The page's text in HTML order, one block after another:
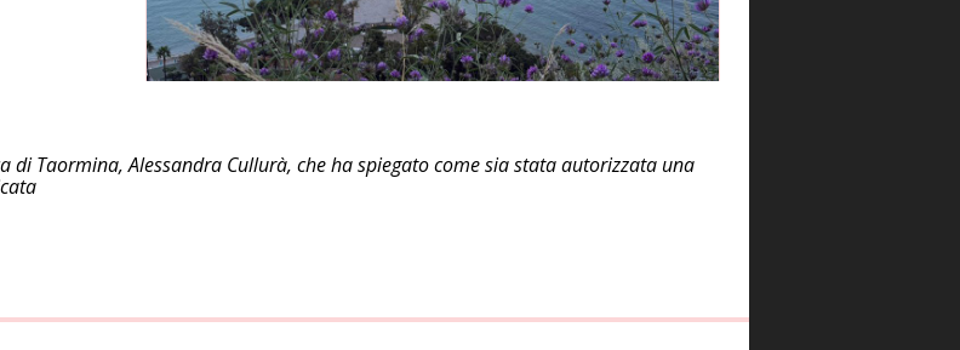
di Taormina, Alessandra Cullurà, che ha spiegato come sia stata autorizzata una